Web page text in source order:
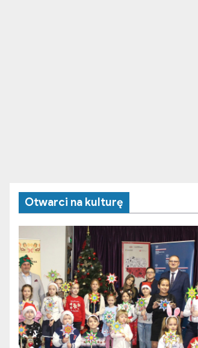
Otwarci na kulturę